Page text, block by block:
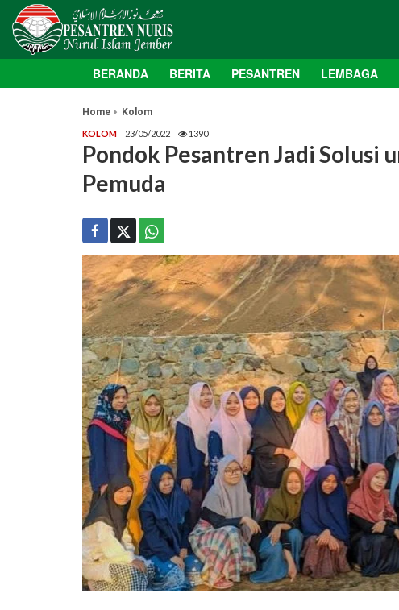
BERANDA BERITA PESANTREN LEMBAGA
Home Kolom
KOLOM 23/05/2022 1390
Pondok Pesantren Jadi Solusi
Pemuda